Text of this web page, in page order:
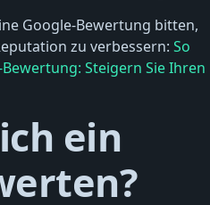
Google-Bewertung bitten,
zu verbessern: So
Steigern Sie Ihren
ein